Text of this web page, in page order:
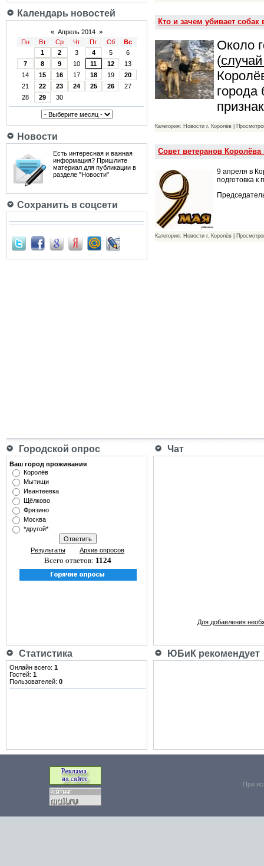
Календарь новостей
« Апрель 2014 »
Пн
Вт Ср Чт Пт Сб
Вс
1
2 3 4 5
6
7
8 9 10 11 12
13
14
15 16 17 18 19
20
21
22 23 24 25 26
27
28
29 30
Новости
Есть интересная и важная
информация? Пришлите
материал для публикации в
разделе "Новости"
Сохранить в соцсети
Кто и зачем убивает собак
Около
(
Категория: Новости г. Королёв |
Совет ветеранов
9 апреля в
подготовка
Категория: Новости г. Королёв |
Городской опрос Чат
Ваш город проживания
Королёв
Мытищи
Ивантеевка
Щёлково
Фрязино
Москва
*другой*
Результаты Архив опросов
Всего ответов: 1124
Для добавления
Статистика ЮБиК рекомендует
Онлайн всего: 1
Гостей: 1
Пользователей: 0
При